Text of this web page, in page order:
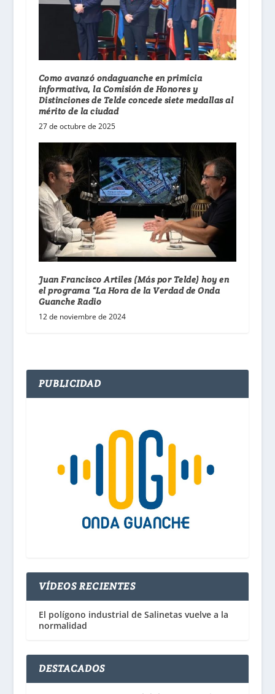
Como avanzó ondaguanche en primicia
informativa, la Comisión de Honores y
Distinciones de Telde concede siete medallas al
mérito de la ciudad
27 de octubre de 2025
Juan Francisco Artiles (Más por Telde) hoy en
el programa “La Hora de la Verdad de Onda
Guanche Radio
12 de noviembre de 2024
PUBLICIDAD
VÍDEOS RECIENTES
El polígono industrial de Salinetas vuelve a la
normalidad
DESTACADOS